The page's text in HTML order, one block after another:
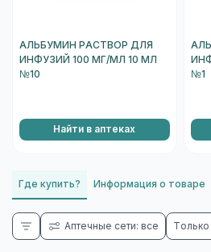
АЛЬБУМИН РАСТВОР ДЛЯ
ИНФУЗИЙ 100 МГ/МЛ 10 МЛ
№10
Найти в аптеках
№1
Где купить? Информация о товаре
Аптечные сети: все Только